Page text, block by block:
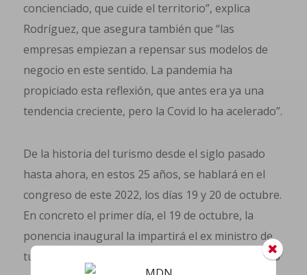
concienciado, que cuide el territorio”, explica
Rodríguez, que asegura también que “las
empresas empiezan a repensar sus modelos de
negocio en este sentido. La pandemia ha
propiciado esta reflexión, que antes era ya una
tendencia creciente, pero la Covid lo ha acelerado”.
De la historia del turismo desde el siglo pasado
hasta ahora, en estos 25 años, se hablará en el
congreso de este 2022, los días 19 y 20 de octubre.
En concreto el primer día, el 19 de octubre, la
ponencia inaugural la impartirá el ex ministro de
turismo, Javier Gómez Navarro, sobre “El Turismo